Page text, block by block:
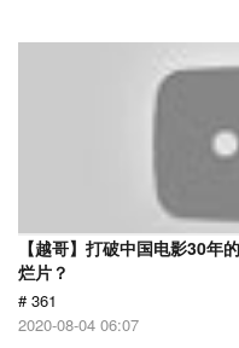
【越哥】打破中国电影30年
烂片？
# 361
2020-08-04 06:07